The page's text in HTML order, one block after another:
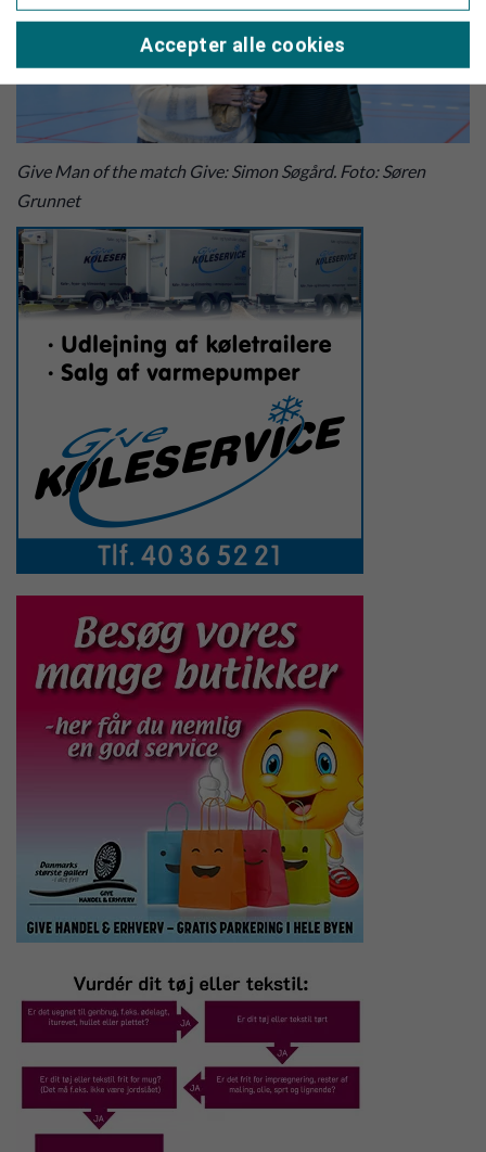
Give Man of the match Give: Simon Søgård. Foto: Søren
Grunnet
Accepter alle cookies